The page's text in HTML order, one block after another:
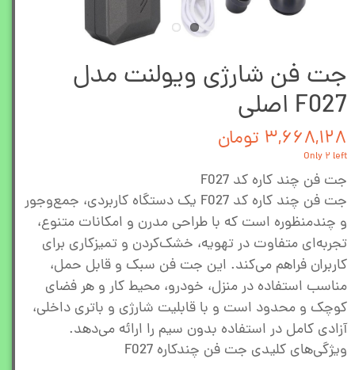
جت فن شارژی ویولنت مدل
F027 اصلی
۳,۶۶۸,۱۲۸ تومان
Only ۲ left
جت فن چند کاره کد F027
جت فن چند کاره کد F027 یک دستگاه کاربردی، جمع‌وجور
و چندمنظوره است که با طراحی مدرن و امکانات متنوع،
تجربه‌ای متفاوت در تهویه، خشک‌کردن و تمیزکاری برای
کاربران فراهم می‌کند. این جت فن سبک و قابل حمل،
مناسب استفاده در منزل، خودرو، محیط کار و هر فضای
کوچک و محدود است و با قابلیت شارژی و باتری داخلی،
آزادی کامل در استفاده بدون سیم را ارائه می‌دهد.
ویژگی‌های کلیدی جت فن چندکاره F027